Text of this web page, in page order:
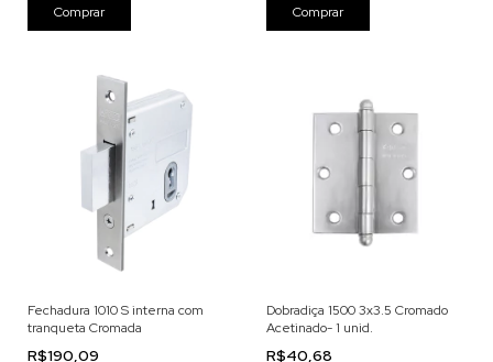
Fechadura 1010 S interna com
tranqueta Cromada
R$190,09
Dobradiça 1500 3x3.5 Cromado
Acetinado- 1 unid.
R$40,68